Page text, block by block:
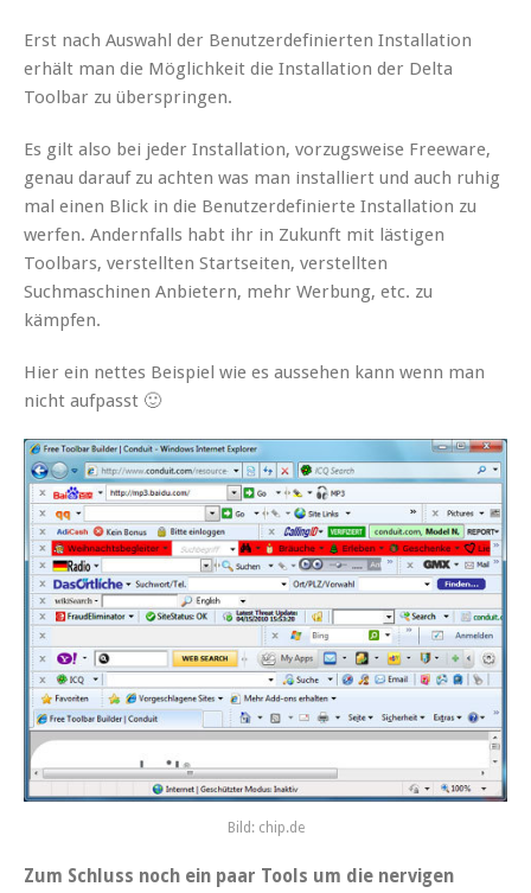
Erst nach Auswahl der Benutzerdefinierten Installation
erhält man die Möglichkeit die Installation der Delta
Toolbar zu überspringen.
Es gilt also bei jeder Installation, vorzugsweise Freeware,
genau darauf zu achten was man installiert und auch ruhig
mal einen Blick in die Benutzerdefinierte Installation zu
werfen. Andernfalls habt ihr in Zukunft mit lästigen
Toolbars, verstellten Startseiten, verstellten
Suchmaschinen Anbietern, mehr Werbung, etc. zu
kämpfen.
Hier ein nettes Beispiel wie es aussehen kann wenn man
nicht aufpasst 🙂
Bild: chip.de
Zum Schluss noch ein paar Tools um die nervigen